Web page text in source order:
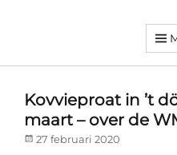
Dorpsvereniging
Kovvieproat in ’t
maart – over de
Posted
27 februari 2020